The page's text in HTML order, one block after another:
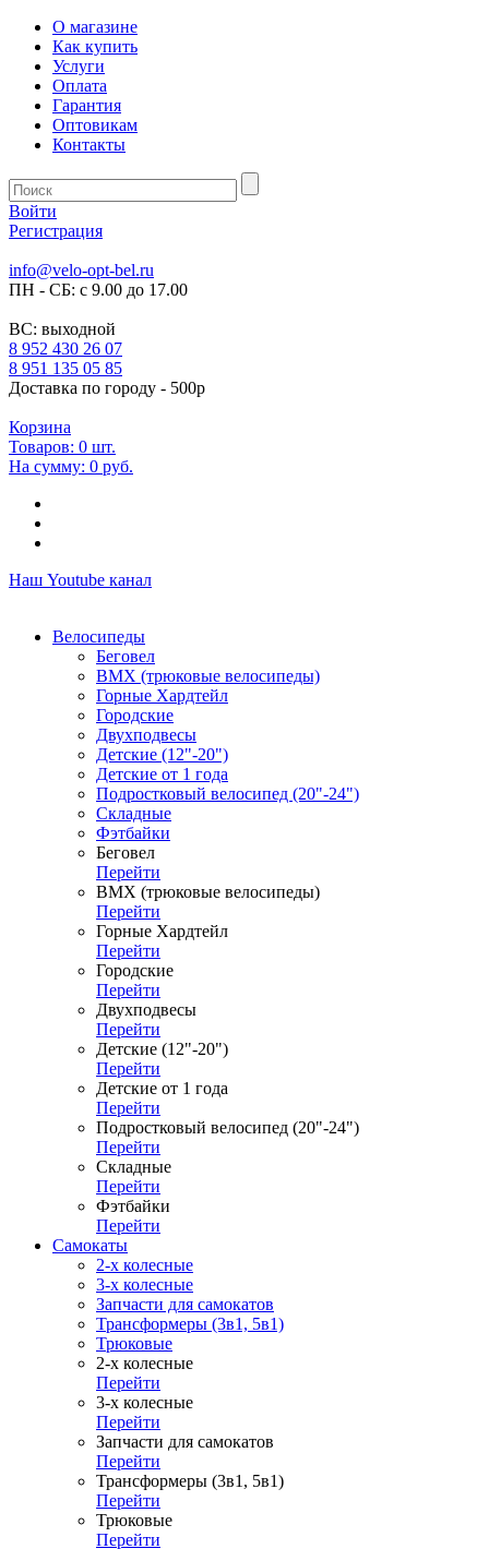
О магазине
Как купить
Услуги
Оплата
Гарантия
Оптовикам
Контакты
Войти
Регистрация
info@velo-opt-bel.ru
ПН - СБ: с 9.00 до 17.00
ВС: выходной
8 952 430 26 07
8 951 135 05 85
Доставка по городу - 500р
Корзина
Товаров: 0 шт.
На сумму: 0 руб.
Наш Youtube канал
Велосипеды
Беговел
ВМХ (трюковые велосипеды)
Горные Хардтейл
Городские
Двухподвесы
Детские (12"-20")
Детские от 1 года
Подростковый велосипед (20"-24")
Складные
Фэтбайки
Беговел
Перейти
ВМХ (трюковые велосипеды)
Перейти
Горные Хардтейл
Перейти
Городские
Перейти
Двухподвесы
Перейти
Детские (12"-20")
Перейти
Детские от 1 года
Перейти
Подростковый велосипед (20"-24")
Перейти
Складные
Перейти
Фэтбайки
Перейти
Самокаты
2-х колесные
3-х колесные
Запчасти для самокатов
Трансформеры (3в1, 5в1)
Трюковые
2-х колесные
Перейти
3-х колесные
Перейти
Запчасти для самокатов
Перейти
Трансформеры (3в1, 5в1)
Перейти
Трюковые
Перейти